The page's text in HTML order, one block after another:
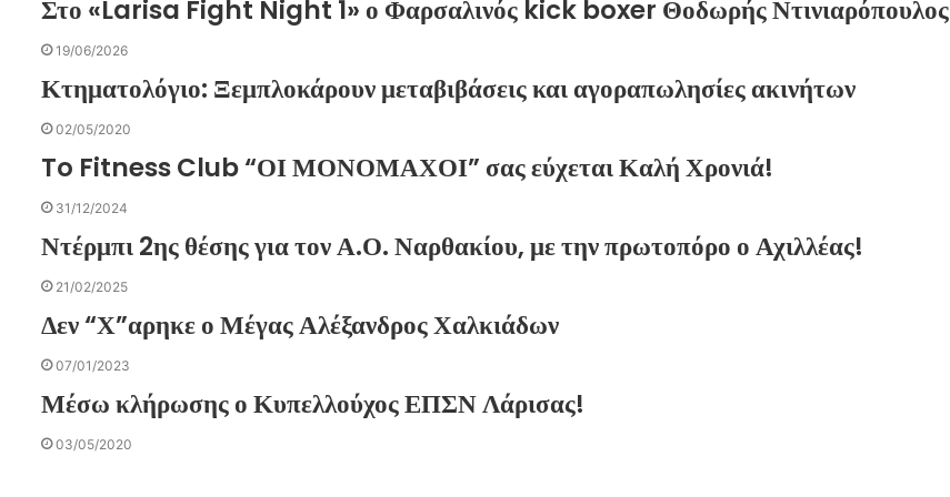
Στο «Larisa Fight Night 1» ο Φαρσαλινός kick boxer Θοδωρής Ντινιαρόπουλος
19/06/2026
Κτηματολόγιο: Ξεμπλοκάρουν μεταβιβάσεις και αγοραπωλησίες ακινήτων
02/05/2020
To Fitness Club “ΟΙ ΜΟΝΟΜΑΧΟΙ” σας εύχεται Καλή Χρονιά!
31/12/2024
Ντέρμπι 2ης θέσης για τον Α.Ο. Ναρθακίου, με την πρωτοπόρο ο Αχιλλέας!
21/02/2025
Δεν “Χ”αρηκε ο Μέγας Αλέξανδρος Χαλκιάδων
07/01/2023
Μέσω κλήρωσης ο Κυπελλούχος ΕΠΣΝ Λάρισας!
03/05/2020